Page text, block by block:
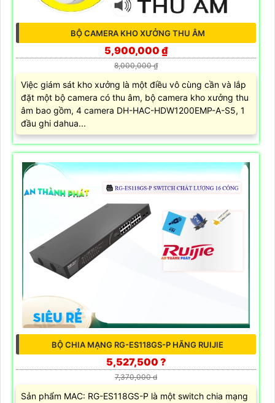
BỘ CAMERA KHO XƯỞNG THU ÂM
5,900,000 ₫
8,000,000 ₫
Việc giám sát kho xưởng là một điều vô cùng cần và lắp
đặt một bộ camera có thu âm, bộ camera kho xưởng thu
âm bao gồm, 4 camera DH-HAC-HDW1200EMP-A-S5, 1
đầu ghi dahua...
BỘ CHIA MẠNG RG-ES118GS-P HÃNG RUIJIE
5,527,500 ?
7,370,000 d
Sản phẩm MAC: RG-ES118GS-P là một switch chia mạng